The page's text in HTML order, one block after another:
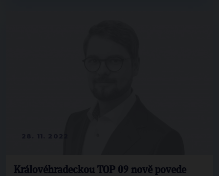
Královéhradeckou TOP 09 nově povede